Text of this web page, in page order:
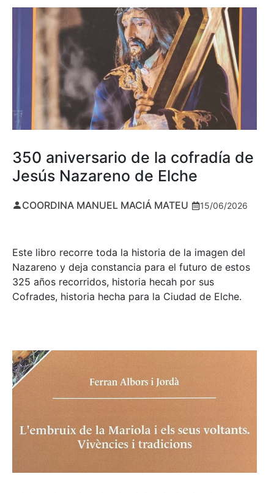
350 aniversario de la cofradía de
Jesús Nazareno de Elche
COORDINA MANUEL MACIÁ MATEU 15/06/2026
Este libro recorre toda la historia de la imagen del
Nazareno y deja constancia para el futuro de estos
325 años recorridos, historia hecah por sus
Cofrades, historia hecha para la Ciudad de Elche.